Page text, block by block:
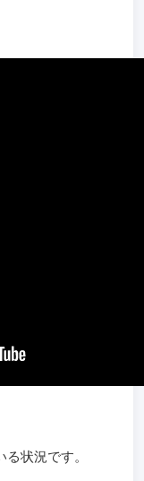
状況です。